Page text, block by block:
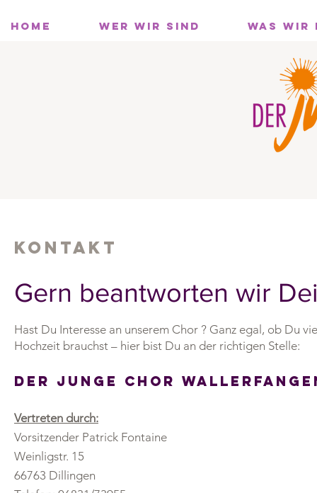
HOME WER WIR SIND WAS WIR
KONTAKT
Gern beantworten wir
Hast Du Interesse an unserem Chor ? Ganz egal, ob Du
Hochzeit brauchst – hier bist Du an der richtigen Stelle:
Der junge Chor
Vertreten durch:
Vorsitzender Patrick Fontaine
Weinligstr. 15
66763 Dillingen